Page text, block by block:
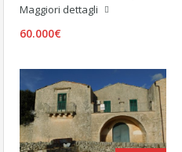
Maggiori dettagli
60.000€